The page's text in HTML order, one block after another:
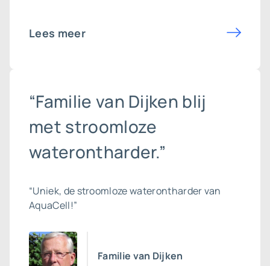
Lees meer
“Familie van Dijken blij
met stroomloze
waterontharder.”
“Uniek, de stroomloze waterontharder van
AquaCell!”
Familie van Dijken